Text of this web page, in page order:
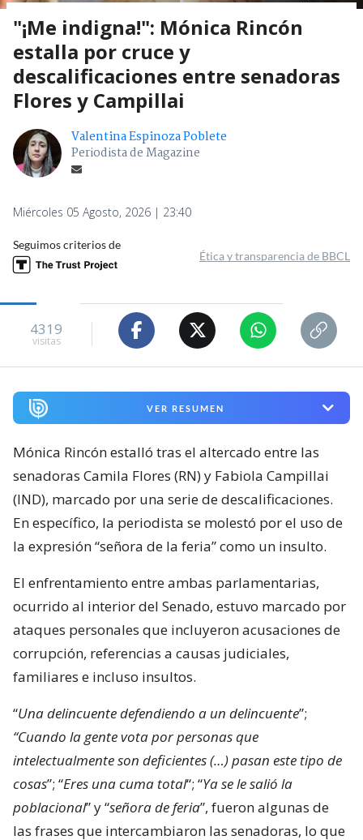
"¡Me indigna!": Mónica Rincón
estalla por cruce y
descalificaciones entre senadoras
Flores y Campillai
Valentina Espinoza Poblete
Periodista de Magazine
Miércoles 05 Agosto, 2026 | 23:40
Seguimos criterios de
Ética y transparencia de BBCL
4319
visitas
VER RESUMEN
Mónica Rincón estalló tras el altercado entre las
senadoras Camila Flores (RN) y Fabiola Campillai
(IND), marcado por una serie de descalificaciones.
En específico, la periodista se molestó por el uso de
la expresión “señora de la feria” como un insulto.
El enfrentamiento entre ambas parlamentarias,
ocurrido al interior del Senado, estuvo marcado por
ataques personales que incluyeron acusaciones de
corrupción, referencias a causas judiciales,
familiares e incluso insultos.
“Una delincuente defendiendo a un delincuente”;
“Cuando la gente vota por personas que
intelectualmente son deficientes (…) pasan este tipo de
cosas”; “Eres una cuma total“; “Ya se le salió la
poblacional” y “señora de feria”, fueron algunas de
las frases que intercambiaron las senadoras, lo que